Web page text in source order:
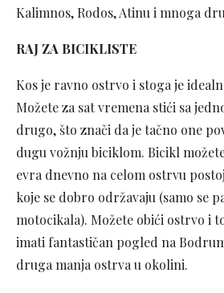
Kalimnos, Rodos, Atinu i mnoga
RAJ ZA BICIKLISTE
Kos je ravno ostrvo i stoga je
Možete za sat vremena stići sa
drugo, što znači da je tačno one
dugu vožnju biciklom. Bicikl
evra dnevno na celom ostrvu
koje se dobro održavaju (samo se
motocikala). Možete obići ostrvo i
imati fantastičan pogled na
druga manja ostrva u okolini.